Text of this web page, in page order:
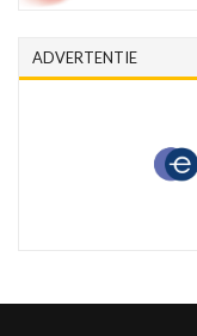
ADVERTENTIE